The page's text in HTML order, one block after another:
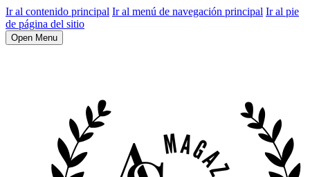
Ir al contenido principal Ir al menú de navegación principal Ir al pie
de página del sitio
Open Menu